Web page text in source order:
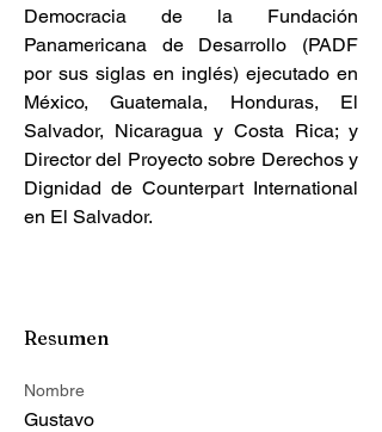
Democracia de la Fundación
Panamericana de Desarrollo (PADF
por sus siglas en inglés) ejecutado en
México, Guatemala, Honduras, El
Salvador, Nicaragua y Costa Rica; y
Director del Proyecto sobre Derechos y
Dignidad de Counterpart International
en El Salvador.
Resumen
Nombre
Gustavo